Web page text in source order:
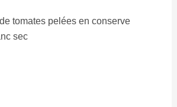
tomates pelées en conserve
sec